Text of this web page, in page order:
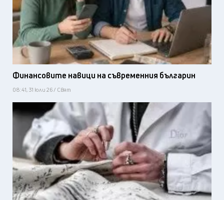
Финансовите навици на съвременния българин
08:41, 31 юли 26 / Свят